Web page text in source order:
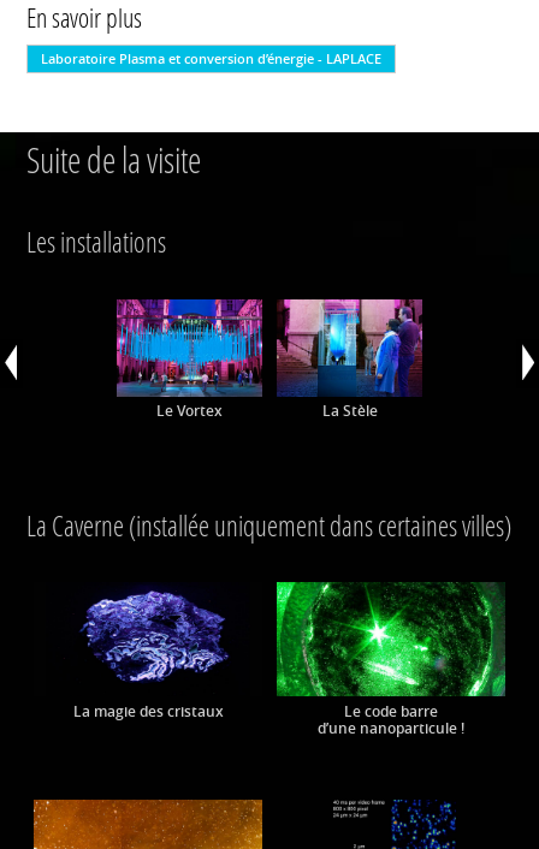
En savoir plus
Laboratoire Plasma et conversion d’énergie - LAPLACE
Suite de la visite
Les installations
Le Vortex La Stèle
La Caverne (installée uniquement dans certaines villes)
La magie des cristaux
Le code barre
d’une nanoparticule !